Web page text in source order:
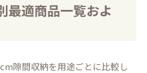
最適商品一覧およ
隙間収納を用途ごとに比較し